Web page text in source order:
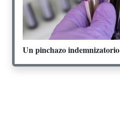
Un pinchazo indemnizatorio